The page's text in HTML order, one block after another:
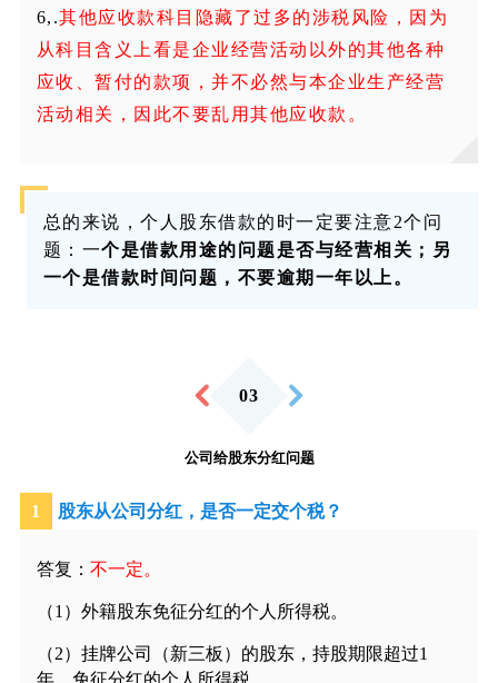
6,.其他应收款科目隐藏了过多的涉税风险，因为
从科目含义上看是企业经营活动以外的其他各种
应收、暂付的款项，并不必然与本企业生产经营
活动相关，因此不要乱用其他应收款 。
总的来说，个人股东借款的时一定要注意2个问
题：一个是借款用途的问题是否与经营相关；另
一个是借款时间问题，不要逾期一年以上。
03
公司给股东分红问题
1 股东从公司分红，是否一定交个税？
答复： 不一定。
（1）外籍股东免征分红的个人所得税。
（2）挂牌公司（新三板）的股东，持股期限超过1
年，免征分红的个人所得税。